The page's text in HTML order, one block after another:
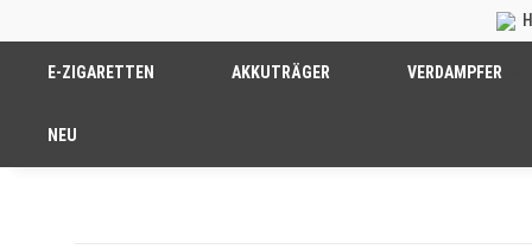
E-ZIGARETTEN AKKUTRÄGER VERDAMPFER
NEU